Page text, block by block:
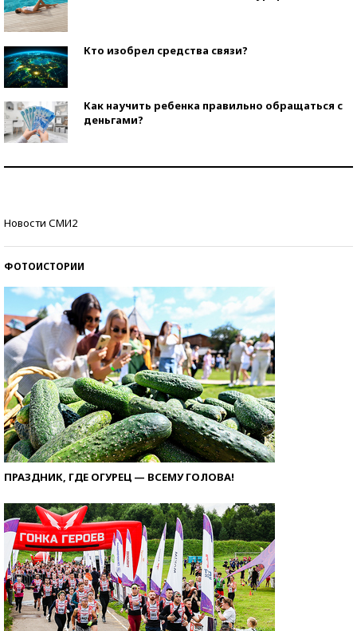
Кто изобрел средства связи?
Как научить ребенка правильно обращаться с
деньгами?
Новости СМИ2
ФОТОИСТОРИИ
ПРАЗДНИК, ГДЕ ОГУРЕЦ — ВСЕМУ ГОЛОВА!